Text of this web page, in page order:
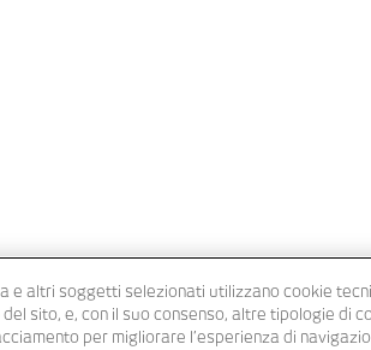
e altri soggetti selezionati utilizzano cookie
sito, e, con il suo consenso, altre tipologie di
per migliorare l’esperienza di